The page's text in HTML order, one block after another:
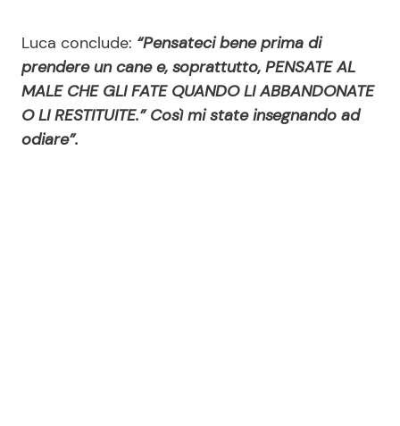
Luca conclude: “Pensateci bene prima di
prendere un cane e, soprattutto, PENSATE AL
MALE CHE GLI FATE QUANDO LI ABBANDONATE
O LI RESTITUITE.” Così mi state insegnando ad
odiare”.